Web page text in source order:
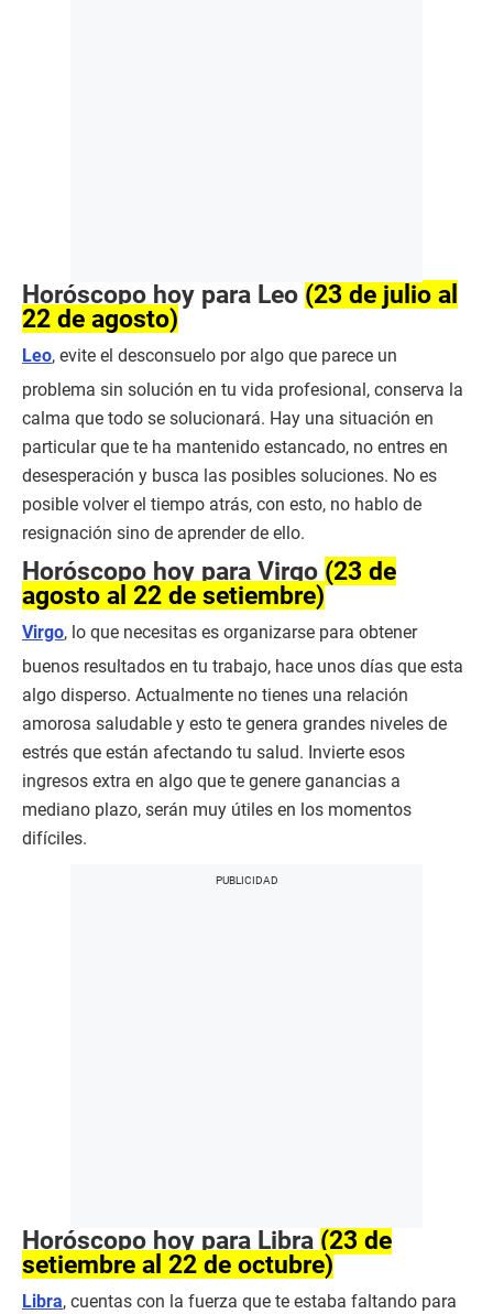
Horóscopo hoy para Leo (23 de julio al
22 de agosto)
Leo, evite el desconsuelo por algo que parece un
problema sin solución en tu vida profesional, conserva la
calma que todo se solucionará. Hay una situación en
particular que te ha mantenido estancado, no entres en
desesperación y busca las posibles soluciones. No es
posible volver el tiempo atrás, con esto, no hablo de
resignación sino de aprender de ello.
Horóscopo hoy para Virgo (23 de
agosto al 22 de setiembre)
Virgo, lo que necesitas es organizarse para obtener
buenos resultados en tu trabajo, hace unos días que esta
algo disperso. Actualmente no tienes una relación
amorosa saludable y esto te genera grandes niveles de
estrés que están afectando tu salud. Invierte esos
ingresos extra en algo que te genere ganancias a
mediano plazo, serán muy útiles en los momentos
difíciles.
Horóscopo hoy para Libra (23 de
setiembre al 22 de octubre)
Libra, cuentas con la fuerza que te estaba faltando para